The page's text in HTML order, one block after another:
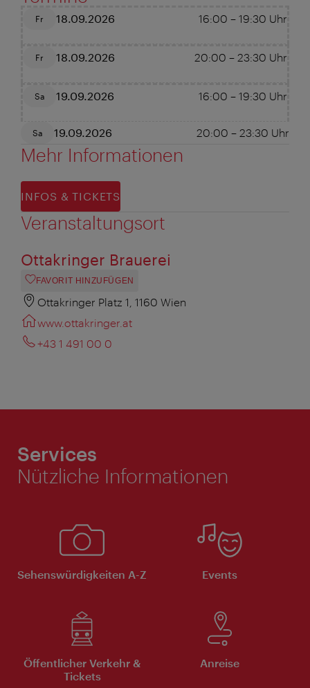
Fr 18.09.2026 16:00 – 19:30 Uhr
Fr 18.09.2026 20:00 – 23:30 Uhr
Sa 19.09.2026 16:00 – 19:30 Uhr
Sa 19.09.2026 20:00 – 23:30 Uhr
Mehr Informationen
INFOS & TICKETS
Veranstaltungsort
Ottakringer Brauerei
FAVORIT HINZUFÜGEN
Ottakringer Platz 1, 1160 Wien
www.ottakringer.at
+43 1 491 00 0
Services
Nützliche Informationen
Sehenswürdigkeiten A-Z Events
Öffentlicher Verkehr &
Tickets
Anreise